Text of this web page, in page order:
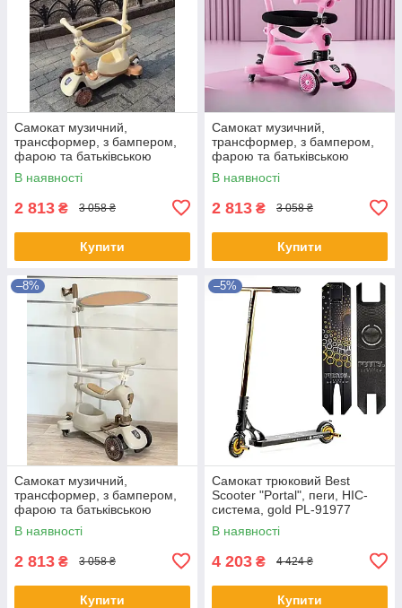
Самокат музичний,
трансформер, з бампером,
фарою та батьківською
ручкою, 3в1, Maraton, K619
беж
В наявності
2 813 ₴ 3 058 ₴
Купити
Самокат музичний,
трансформер, з бампером,
фарою та батьківською
ручкою, 3в1, Maraton, K619
рожевий
В наявності
2 813 ₴ 3 058 ₴
Купити
–8%
Самокат музичний,
трансформер, з бампером,
фарою та батьківською
ручкою, 3в1, Maraton, K619
В наявності
2 813 ₴ 3 058 ₴
Купити
–5%
Самокат трюковий Best
Scooter "Portal", пеги, HIC-
система, gold PL-91977
В наявності
4 203 ₴ 4 424 ₴
Купити